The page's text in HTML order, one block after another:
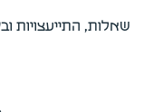
שאלות, התייעצויות